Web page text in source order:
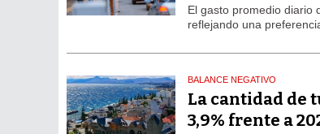
El gasto promedio diario
reflejando una
BALANCE NEGATIVO
La cantidad de
3,9% frente a